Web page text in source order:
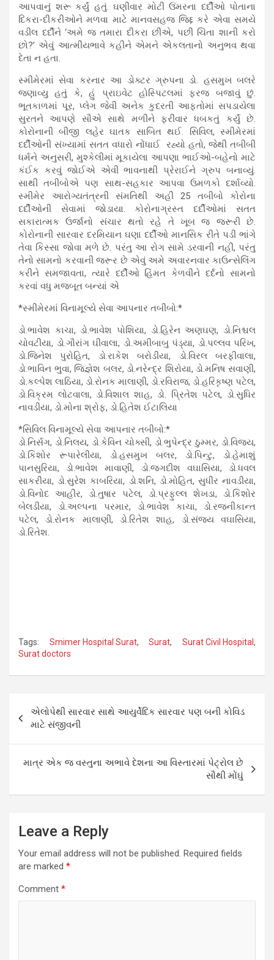
આપવાનું શરૂ કર્યું હતું. ઘણીવાર મોટી ઉંમરના દર્દીઓ પોતાના
દિકરા-દીકરીઓને મળવા માટે માનવસહજ જિદ્દ કરે એવા સમયે
વડીલ દર્દીને ‘અમે જ તમારા દીકરા છીએ, પછી ચિંતા શાની કરો
છો?’ એવું આત્મીયભાવે કહીને એમને એકલતાનો અનુભવ થવા
દેતા ન હતા.
સ્મીમેરમાં સેવા કરનાર આ ડોક્ટર ગ્રુપના ડો. હસમુખ બલરે
જણાવ્યુ હતું કે, હું પ્રાઇવેટ હોસ્પિટલમાં ફરજ બજાવું છું.
ભૂતકાળમાં પૂર, પ્લેગ જેવી અનેક કુદરતી આફતોમાં સપડાયેલા
સુરતને આપણે સૌએ સાથે મળીને ફરીવાર ધબકતું કર્યું છે.
કોરોનાની બીજી લહેર ઘાતક સાબિત થઈ. સિવિલ, સ્મીમેરમાં
દર્દીઓની સંખ્યામાં સતત વધારો નોંધાઈ રહ્યો હતો, જેથી તબીબી
ધર્મને અનુસરી, મુશ્કેલીમાં મૂકાયેલા આપણા ભાઈઓ-બહેનો માટે
કંઈક કરવું જોઈએ એવી ભાવનાથી પ્રેરાઈને ગ્રુપ બનાવ્યું.
સાથી તબીબોએ પણ સાથ-સહકાર આપવા ઉમળકો દર્શાવ્યો.
સ્મીમેર આરોગ્યતંત્રની સંમતિથી અહીં 25 તબીબો કોરોના
દર્દીઓની સેવામાં જોડાયા. કોરોનાગ્રસ્ત દર્દીઓમાં સતત
સકારાત્મક ઉર્જાનો સંચાર થતો રહે તે ખૂબ જ જરૂરી છે.
કોરોનાની સારવાર દરમિયાન ઘણા દર્દીઓ માનસિક રીતે પડી ભાંગે
તેવા કિસ્સા જોવા મળે છે. પરંતુ આ રોગ સામે ડરવાની નહીં, પરંતુ
તેનો સામનો કરવાની જરૂર છે એવું અમે અવારનવાર કાઉન્સેલિંગ
કરીને સમજાવતા, ત્યારે દર્દીઓ હિંમત કેળવીને દર્દનો સામનો
કરવાં વધુ મજબૂત બન્યાં એ
*સ્મીમેરમાં વિનામૂલ્યે સેવા આપનાર તબીબો:*
ડો.ભાવેશ કાચા, ડો.ભાવેશ પોશિયા, ડો.હિરેન અણઘણ, ડો.નિશ્ચલ
ચોવટીયા, ડો.ગૌરાંગ ઘીવાલા, ડો.અમીબાબુ પંડ્યા, ડો.પલ્લવ પરિખ,
ડો.જિનેશ પુરોહિત, ડો.રાકેશ બરોડીયા, ડો.વિરલ બરફીવાલા,
ડો.ભાવિન ભુવા, જિજ્ઞેશ બલર, ડો.નરેન્દ્ર શિરોયા, ડો.મનિષ સવાણી,
ડો.કલ્પેશ લાઠિયા, ડો.રોનક માલાણી, ડો.રવિરાજ, ડો.હરિકૃષ્ણ પટેલ,
ડો.વિક્રમ લોટવાલા, ડો.વિશાલ શાહ, ડો. પ્રિતેશ પટેલ, ડો.સુધિર
નાવડીયા, ડો.મોના શ્રોફ, ડો.હિતેશ ઈટાલિયા
*સિવિલ વિનામૂલ્યે સેવા આપનાર તબીબો:*
ડો.નિર્સગ, ડો.નિલય, ડો.કેવિન ચોક્સી, ડો.ભુપેન્દ્ર ઠુમ્મર, ડો.વિજય,
ડો.કિશોર રૂપારેલીયા, ડો.હસમુખ બલર, ડો.પિન્ટુ, ડો.હેમાશું
પાનસુરિયા, ડો.ભાવેશ માવાણી, ડો.જગદીશ વઘાસિયા, ડો.ધવલ
સાકરીયા, ડો.સુરેશ કાબરિયા, ડો.શનિ, ડો.મોહિત, સુધીર નાવડીયા,
ડો.વિનોદ આહીર, ડો.તુષાર પટેલ, ડો.પ્રફુલ્લ શેખડા, ડો.કિશોર
બેલડીયા, ડો.અલ્પના પરમાર, ડો.ભાવેશ કાચા, ડો.રજનીકાન્ત
પટેલ, ડો.રોનક માલાણી, ડો.રિતેશ શાહ, ડો.સંજય વઘાસિયા,
ડો.રિતેશ.
Tags: Smimer Hospital Surat,Surat,Surat Civil Hospital,
Surat doctors
Post
navigation
એલોપેથી સારવાર સાથે આયુર્વેદિક સારવાર પણ બની કોવિડ
માટે સંજીવની
માત્ર એક જ વસ્તુના અભાવે દેશના આ વિસ્તારમાં પેટ્રોલ છે
સૌથી મોંઘું
Leave a Reply
Your email address will not be published. Required fields
are marked *
Comment *